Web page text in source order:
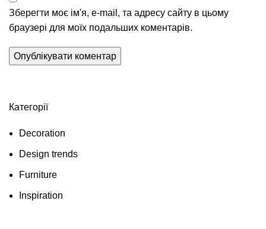
Зберегти моє ім'я, e-mail, та адресу сайту в цьому
браузері для моїх подальших коментарів.
Категорії
Decoration
Design trends
Furniture
Inspiration